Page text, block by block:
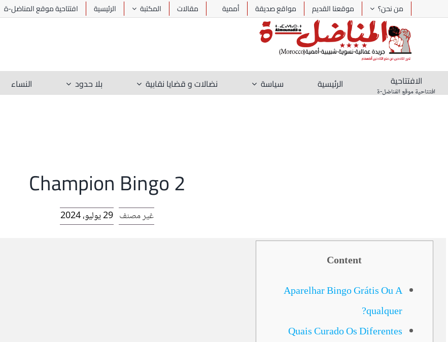
من نحن؟ موقعنا القديم مواقع صديقة أممية مقالات المكتبة الرئيسية افتتاحية موقع المناضل-ة
الافتتاحية
افتتاحية موقع المُناضل-ة
الرئيسية سياسة نضالات و قضايا نقابية بلا حدود النساء
Champion Bingo 2
غير مصنف 29 يوليو، 2024
Content
Aparelhar Bingo Grátis Ou A
qualquer?
Quais Curado Os Diferentes